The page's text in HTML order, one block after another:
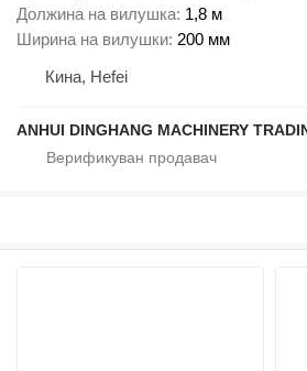
Должина на вилушка 1,8 м
Ширина на вилушки 200 мм
Кина, Hefei
ANHUI DINGHANG MACHINERY